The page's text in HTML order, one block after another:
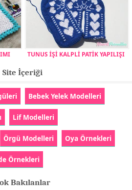
TUNUS İŞİ KALPLİ PATİK YAPILIŞI
Site İçeriği
Bebek Yelek Modelleri
Lif Modelleri
Örgü Modelleri Oya Örnekleri
Örnekleri
Bakılanlar